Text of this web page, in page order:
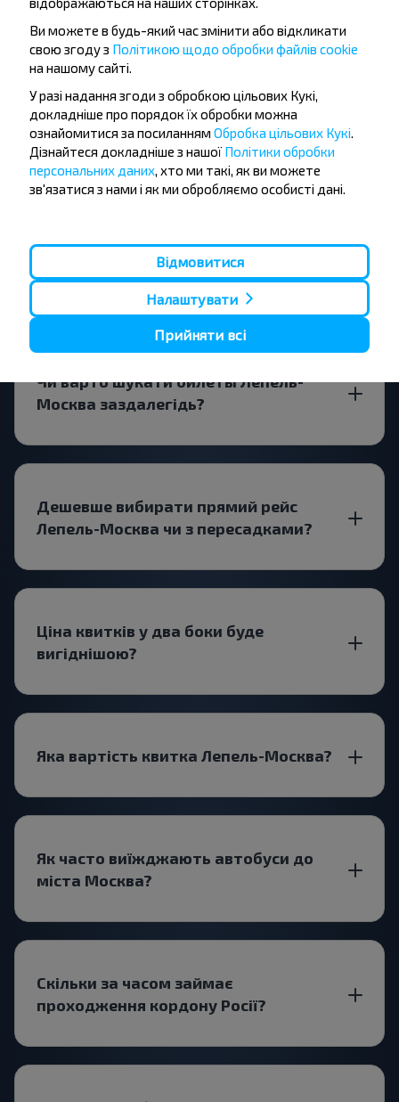
Питання - відповідь
Як забронювати квиток на автобус?
Існують чи існують обмеження на
поїздки за напрямком?
Чи варто шукати билеты Лепель-
Москва заздалегідь?
Дешевше вибирати прямий рейс
Лепель-Москва чи з пересадками?
Ціна квитків у два боки буде
вигіднішою?
Яка вартість квитка Лепель-Москва?
Як часто виїжджають автобуси до
міста Москва?
Скільки за часом займає
проходження кордону Росії?
Ви можете в будь-який час змінити або відкликати
свою згоду з Політикою щодо обробки файлів cookie
на нашому сайті.
У разі надання згоди з обробкою цільових Кукі,
докладніше про порядок їх обробки можна
ознайомитися за посиланням Обробка цільових Кукі
Дізнайтеся докладніше з нашої Політики обробки
персональних даних , хто ми такі, як ви можете
зв'язатися з нами і як ми обробляємо особисті дані.
Відмовитися
Налаштувати
Прийняти всі